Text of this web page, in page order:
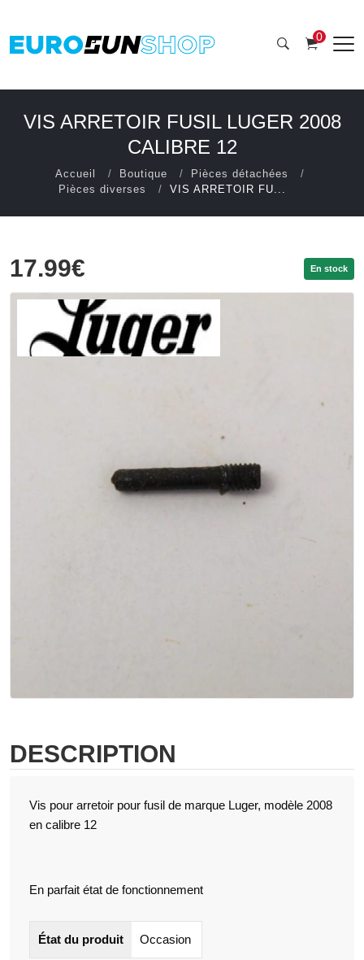
0
VIS ARRETOIR FUSIL LUGER 2008
CALIBRE 12
Accueil Boutique
Pièces détachées
Pièces diverses
VIS ARRETOIR FU...
17.99€ En stock
DESCRIPTION
Vis pour arretoir pour fusil de marque Luger, modèle 2008
en calibre 12
En parfait état de fonctionnement
État du produit Occasion